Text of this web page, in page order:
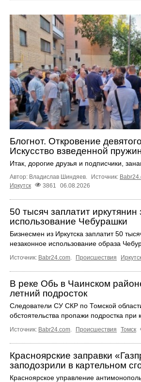
Блогнот. Откровение
Искусство взведенной
Итак, дорогие друзья и подписчики,
Автор: Владислав Шиндяев. Источник:
Иркутск
3861 06.08.2026
50 тысяч заплатит иркутянин
использование Чебурашки
Бизнесмен из Иркутска заплатит 50
незаконное использование образа
Источник: Babr24.com Происшествия
В реке Обь в Чаинском
летний подросток
Следователи СУ СКР по Томской
обстоятельства пропажи подростка при
Источник: Babr24.com Происшествия Томск
Красноярские заправки
заподозрили в картельном
Красноярское управление